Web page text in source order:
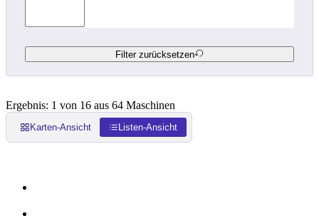
Filter zurücksetzen
Ergebnis: 1 von 16 aus 64 Maschinen
Karten-Ansicht Listen-Ansicht